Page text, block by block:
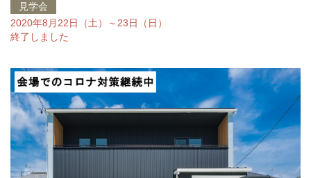
見学会
2020年8月22日（土）～23日（日）
終了しました